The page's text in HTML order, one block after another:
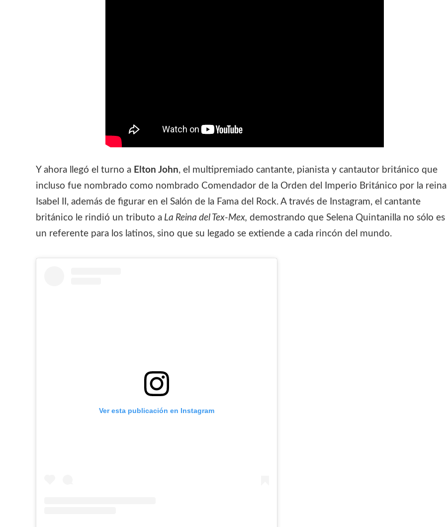
Y ahora llegó el turno a Elton John, el multipremiado cantante, pianista y cantautor británico que
incluso fue nombrado como nombrado Comendador de la Orden del Imperio Británico por la reina
Isabel II, además de figurar en el Salón de la Fama del Rock. A través de Instagram, el cantante
británico le rindió un tributo a La Reina del Tex-Mex, demostrando que Selena Quintanilla no sólo es
un referente para los latinos, sino que su legado se extiende a cada rincón del mundo.
Ver esta publicación en Instagram